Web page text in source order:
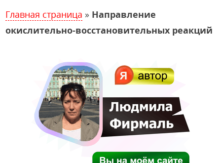
Главная страница » Направление
окислительно-восстановительных реакций